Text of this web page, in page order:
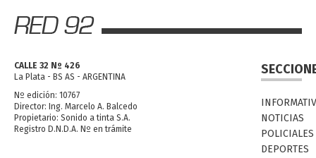
CALLE 32 Nº 426
La Plata - BS AS - ARGENTINA
Nº edición: 10767
Director: Ing. Marcelo A. Balcedo
Propietario: Sonido a tinta S.A.
Registro D.N.D.A. Nº en trámite
NOTICIAS
POLICIALES
DEPORTES